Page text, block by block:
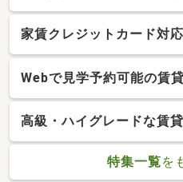
家賃クレジットカード対
Webで見学予約可能の賃
高級・ハイグレードな賃
特集一覧を